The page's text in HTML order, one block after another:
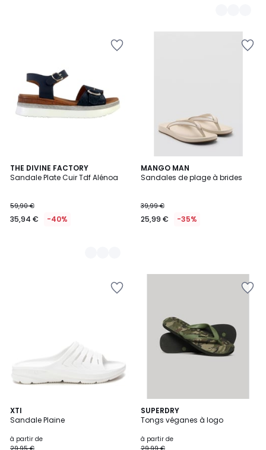
THE DIVINE FACTORY
Sandale Plate Cuir Tdf Alénoa
59,90 €
35,94 € -40%
2
Couleurs
MANGO MAN
Sandales de plage à brides
39,99 €
25,99 € -35%
XTI
Sandale Plaine
à partir de
2
Couleurs
SUPERDRY
Tongs véganes à logo
à partir de
2
Couleurs